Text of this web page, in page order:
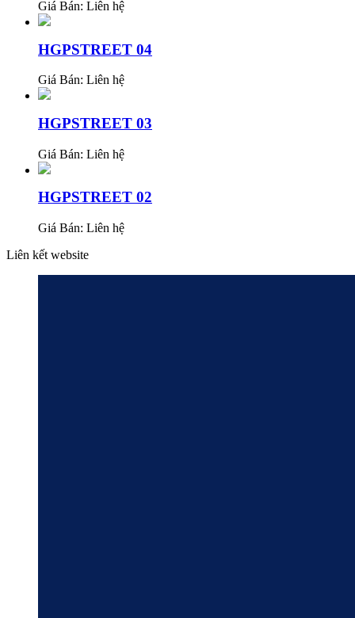
Giá Bán: Liên hệ
HGPSTREET 04
Giá Bán: Liên hệ
HGPSTREET 03
Giá Bán: Liên hệ
HGPSTREET 02
Giá Bán: Liên hệ
Liên kết website